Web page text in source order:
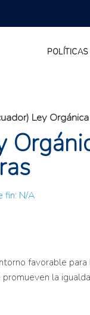
POLÍTICAS
Ley
fin: N/A
favorable
la